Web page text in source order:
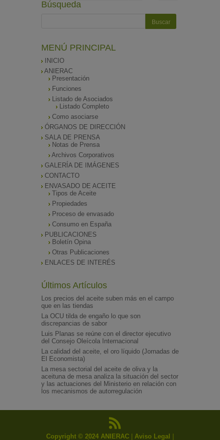
Búsqueda
MENÚ PRINCIPAL
INICIO
ANIERAC
Presentación
Funciones
Listado de Asociados
Listado Completo
Como asociarse
ÓRGANOS DE DIRECCIÓN
SALA DE PRENSA
Notas de Prensa
Archivos Corporativos
GALERÍA DE IMÁGENES
CONTACTO
ENVASADO DE ACEITE
Tipos de Aceite
Propiedades
Proceso de envasado
Consumo en España
PUBLICACIONES
Boletín Opina
Otras Publicaciones
ENLACES DE INTERÉS
Últimos Artículos
Los precios del aceite suben más en el campo
que en las tiendas
La OCU tilda de engaño lo que son
discrepancias de sabor
Luis Planas se reúne con el director ejecutivo
del Consejo Oleícola Internacional
La calidad del aceite, el oro líquido (Jornadas de
El Economista)
La mesa sectorial del aceite de oliva y la
aceituna de mesa analiza la situación del sector
y las actuaciones del Ministerio en relación con
los mecanismos de autorregulación
Copyright © 2024 ANIERAC Aviso Legal